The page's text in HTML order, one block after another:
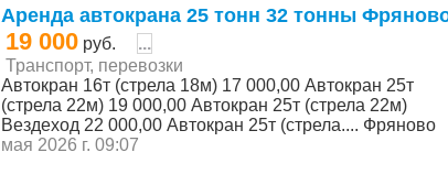
Аренда автокрана 25 тонн 32 тонны
19 000 руб.
...
Транспорт, перевозки
Автокран 16т (стрела 18м) 17 000,00 Автокран 25т
(стрела 22м) 19 000,00 Автокран 25т (стрела 22м)
Вездеход 22 000,00 Автокран 25т (стрела.... Фряново
мая 2026 г. 09:07